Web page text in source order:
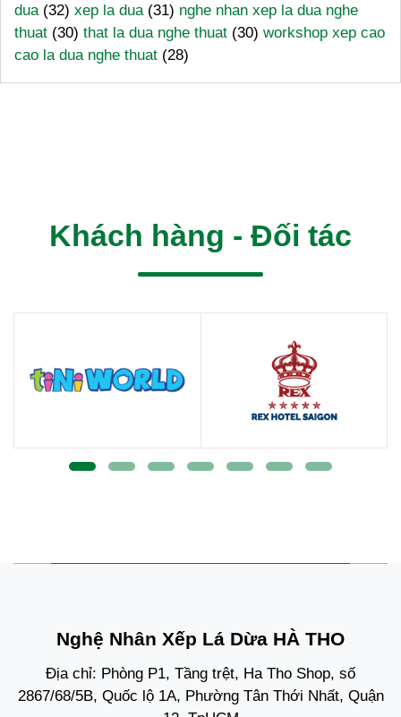
dua (32) xep la dua (31) nghe nhan xep la dua nghe
thuat (30) that la dua nghe thuat (30) workshop xep cao
cao la dua nghe thuat (28)
Khách hàng - Đối tác
Nghệ Nhân Xếp Lá Dừa HÀ THO
Địa chỉ: Phòng P1, Tầng trệt, Ha Tho Shop, số
2867/68/5B, Quốc lộ 1A, Phường Tân Thới Nhất, Quận